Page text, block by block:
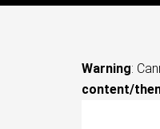
Warning:
content/